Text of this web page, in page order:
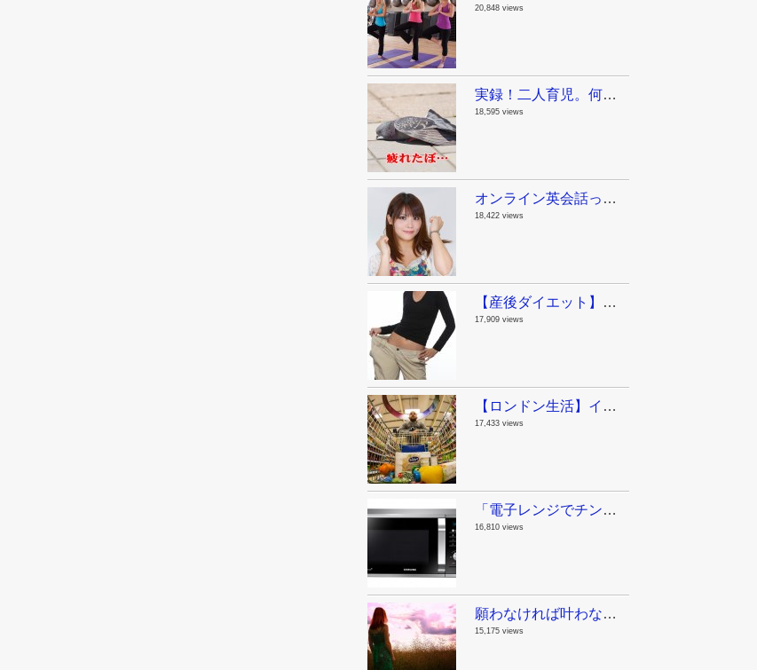
20,848 views
実録！二人育児。何でも一人で抱え込んじゃダメって話。
18,595 views
オンライン英会話って実際どうよ？英語が苦手だった私が1年半毎日レアジョブを続けた結果。
18,422 views
【産後ダイエット】ジムに行く時間がないママへ。私が産後に実践した運動と食事。
17,909 views
【ロンドン生活】イギリスの物価ってどんなもん？今日スーパーで買った物。
17,433 views
「電子レンジでチンする」は英語でなんて言うの？意外な単語が動詞になる話。
16,810 views
願わなければ叶わない！やりたいことリスト100を作ってみたよ。
15,175 views